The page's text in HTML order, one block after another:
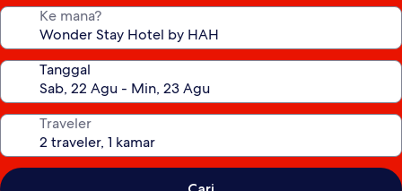
Ke mana?
Tanggal
Traveler